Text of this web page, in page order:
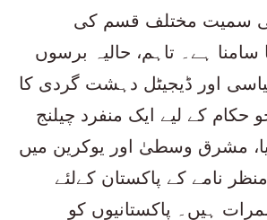
سمیت مختلف قسم کی
ہے۔ تاہم، حالیہ برسوں
اور ڈیجیٹل دہشت گردی کا
حکام کے لیے ایک منفرد چیلنج
مشرق وسطیٰ اور یوکرین میں
نامے کے پاکستان کےلئے
ہیں۔ پاکستانیوں کو